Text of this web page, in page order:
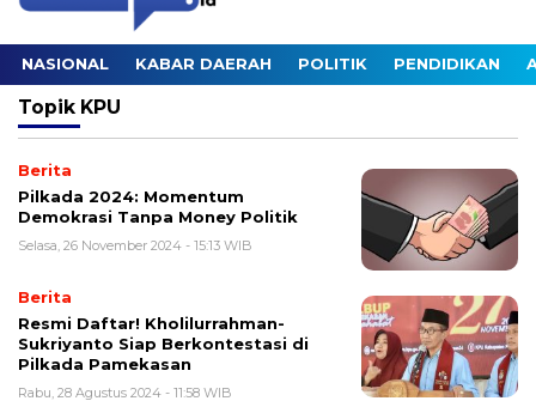
NASIONAL KABAR DAERAH POLITIK PENDIDIKAN
Topik KPU
Berita
Pilkada 2024: Momentum
Demokrasi Tanpa Money Politik
Selasa, 26 November 2024 - 15:13 WIB
Berita
Resmi Daftar! Kholilurrahman-
Sukriyanto Siap Berkontestasi di
Pilkada Pamekasan
Rabu, 28 Agustus 2024 - 11:58 WIB